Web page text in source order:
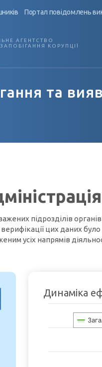
Портал повідомлень
АГЕНТСТВО
КОРУПЦІЇ
та
підрозділів органів
цих даних
усіх напрямів
Динаміка
Chart
Chart with 2 data
View as data
The chart has 1 X
The chart has 1 Y